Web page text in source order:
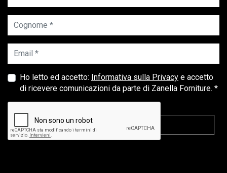
Cognome *
Email *
Ho letto ed accetto: Informativa sulla Privacy e accetto
di ricevere comunicazioni da parte di Zanella Forniture. *